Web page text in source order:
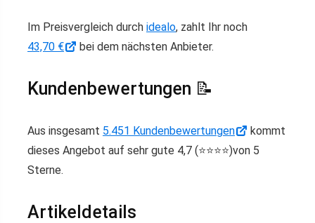
Im Preisvergleich durch idealo, zahlt Ihr noch
43,70 €
bei dem nächsten Anbieter.
Kundenbewertungen 📝
Aus insgesamt 5.451 Kundenbewertungen
kommt
dieses Angebot auf sehr gute 4,7 (⭐️⭐️⭐️⭐️)von 5
Sterne.
Artikeldetails